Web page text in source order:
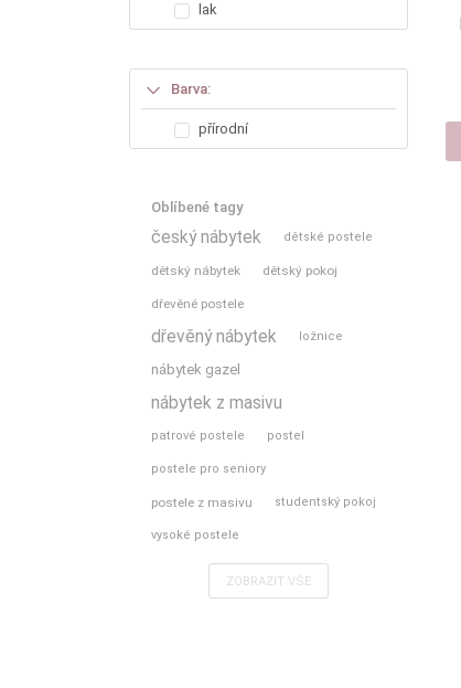
lak
Barva:
přírodní
Oblíbené tagy
český nábytek dětské postele
dětský nábytek dětský pokoj
dřevěné postele
dřevěný nábytek ložnice
nábytek gazel
nábytek z masivu
patrové postele postel
postele pro seniory
postele z masivu studentský pokoj
vysoké postele
ZOBRAZIT VŠE